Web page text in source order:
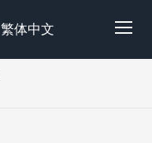
点
繁体中文